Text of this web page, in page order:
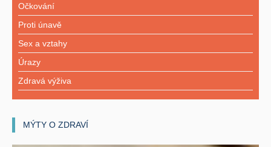
Očkování
Proti únavě
Sex a vztahy
Úrazy
Zdravá výživa
MÝTY O ZDRAVÍ